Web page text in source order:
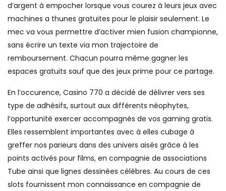
d’argent à empocher lorsque vous courez à leurs jeux avec
machines a thunes gratuites pour le plaisir seulement. Le
mec va vous permettre d’activer mien fusion championne,
sans écrire un texte via mon trajectoire de
remboursement. Chacun pourra même gagner les
espaces gratuits sauf que des jeux prime pour ce partage.
En l’occurence, Casino 770 a décidé de délivrer vers ses
type de adhésifs, surtout aux différents néophytes,
l’opportunité exercer accompagnés de vos gaming gratis.
Elles ressemblent importantes avec à elles cubage à
greffer nos parieurs dans des univers aisés grâce à les
points activés pour films, en compagnie de associations
Tube ainsi que lignes dessinées célèbres. Au cours de ces
slots fournissent mon connaissance en compagnie de